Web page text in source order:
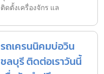
ติดตั้งเครื่องจักร แล
รถเครนนิคมบ่อวิน
ชลบุรี ติดต่อเราวันนี้